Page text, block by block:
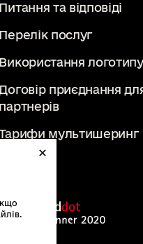
Питання та відповіді
Перелік послуг
Використання
приєднання
партнерів
мультишеринг